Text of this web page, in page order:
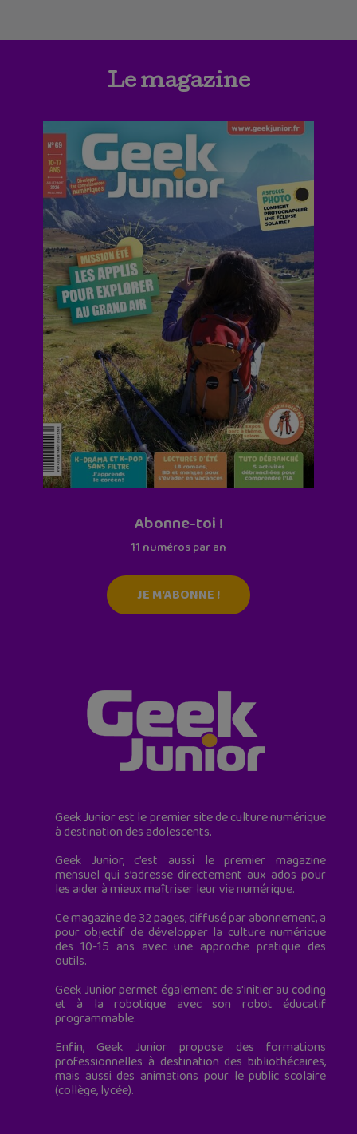
Le magazine
Abonne-toi !
11 numéros par an
JE M'ABONNE !
Geek Junior est le premier site de culture numérique
à destination des adolescents.
Geek Junior, c’est aussi le premier magazine
mensuel qui s’adresse directement aux ados pour
les aider à mieux maîtriser leur vie numérique.
Ce magazine de 32 pages, diffusé par abonnement, a
pour objectif de développer la culture numérique
des 10-15 ans avec une approche pratique des
outils.
Geek Junior permet également de s'initier au coding
et à la robotique avec son robot éducatif
programmable.
Enfin, Geek Junior propose des formations
professionnelles à destination des bibliothécaires,
mais aussi des animations pour le public scolaire
(collège, lycée).